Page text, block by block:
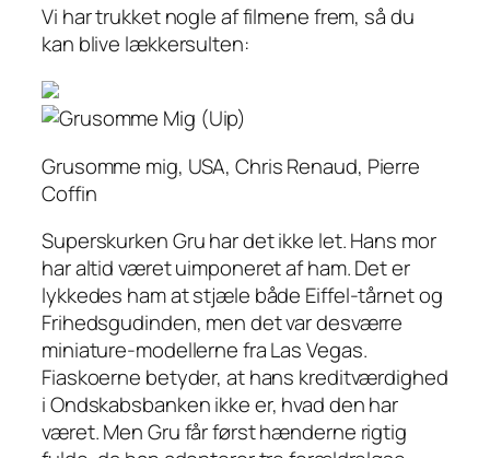
Vi har trukket nogle af filmene frem, så du
kan blive lækkersulten:
Grusomme mig, USA, Chris Renaud, Pierre
Coffin
Superskurken Gru har det ikke let. Hans mor
har altid været uimponeret af ham. Det er
lykkedes ham at stjæle både Eiffel-tårnet og
Frihedsgudinden, men det var desværre
miniature-modellerne fra Las Vegas.
Fiaskoerne betyder, at hans kreditværdighed
i Ondskabsbanken ikke er, hvad den har
været. Men Gru får først hænderne rigtig